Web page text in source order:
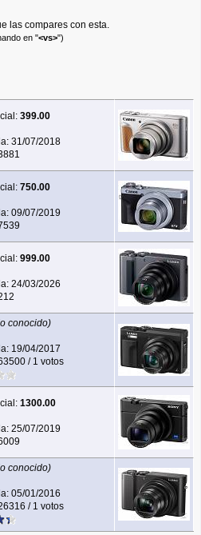
las compares con esta.
en "<vs>")
399.00
31/07/2018
750.00
09/07/2019
999.00
24/03/2026
conocido)
19/04/2017
/ 1 votos
1300.00
25/07/2019
conocido)
05/01/2016
/ 1 votos